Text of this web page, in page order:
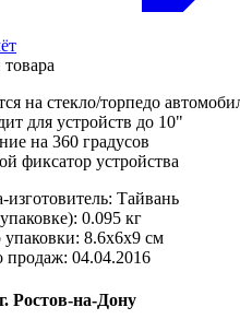
на стекло/торпедо
для устройств до 10"
на 360 градусов
фиксатор устройства
изготовитель: Тайвань
0.095 кг
упаковки: 8.6x6x9 см
продаж: 04.04.2016
г. Ростов-на-Дону